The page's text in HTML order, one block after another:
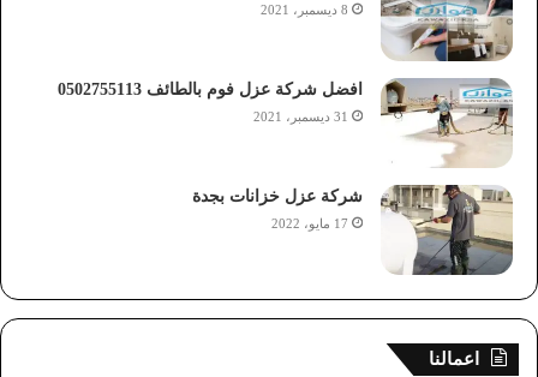
8 ديسمبر، 2021
افضل شركة عزل فوم بالطائف 0502755113
31 ديسمبر، 2021
شركة عزل خزانات بجدة
17 مايو، 2022
اعمالنا